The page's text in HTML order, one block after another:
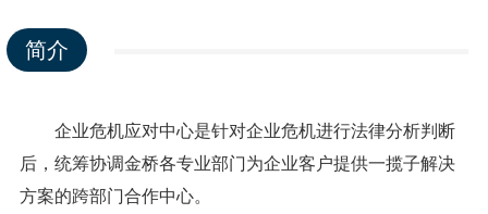
简介
企业危机应对中心是针对企业危机进行法律分析判断
后，统筹协调金桥各专业部门为企业客户提供一揽子解决
方案的跨部门合作中心。